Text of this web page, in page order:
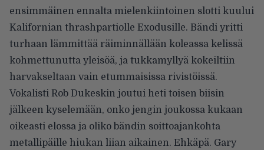
ensimmäinen ennalta mielenkiintoinen slotti kuului
Kalifornian thrashpartiolle Exodusille. Bändi yritti
turhaan lämmittää räiminnällään koleassa kelissä
kohmettunutta yleisöä, ja tukkamyllyä kokeiltiin
harvakseltaan vain etummaisissa rivistöissä.
Vokalisti Rob Dukeskin joutui heti toisen biisin
jälkeen kyselemään, onko jengin joukossa kukaan
oikeasti elossa ja oliko bändin soittoajankohta
metallipäille hiukan liian aikainen. Ehkäpä. Gary